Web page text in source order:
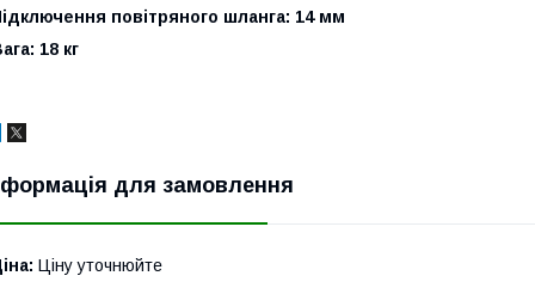
повітряного шланга: 14 мм
18 кг
для замовлення
Ціну уточнюйте